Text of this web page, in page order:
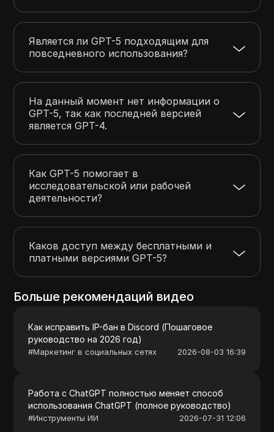
Является ли GPT-5 подходящим для
повседневного использования?
На данный момент нет информации о
GPT-5, так как последней версией
является GPT-4.
Как GPT-5 помогает в
исследовательской или рабочей
деятельности?
Каков доступ между бесплатными и
платными версиями GPT-5?
Больше рекомендаций видео
Как исправить IP-бан в Discord (Пошаговое
руководство на 2026 год)
#Маркетинг в социальных сетях 2026-08-03 16:39
Работа с ChatGPT полностью меняет способ
использования ChatGPT (полное руководство)
#Инструменты ИИ 2026-07-31 12:06